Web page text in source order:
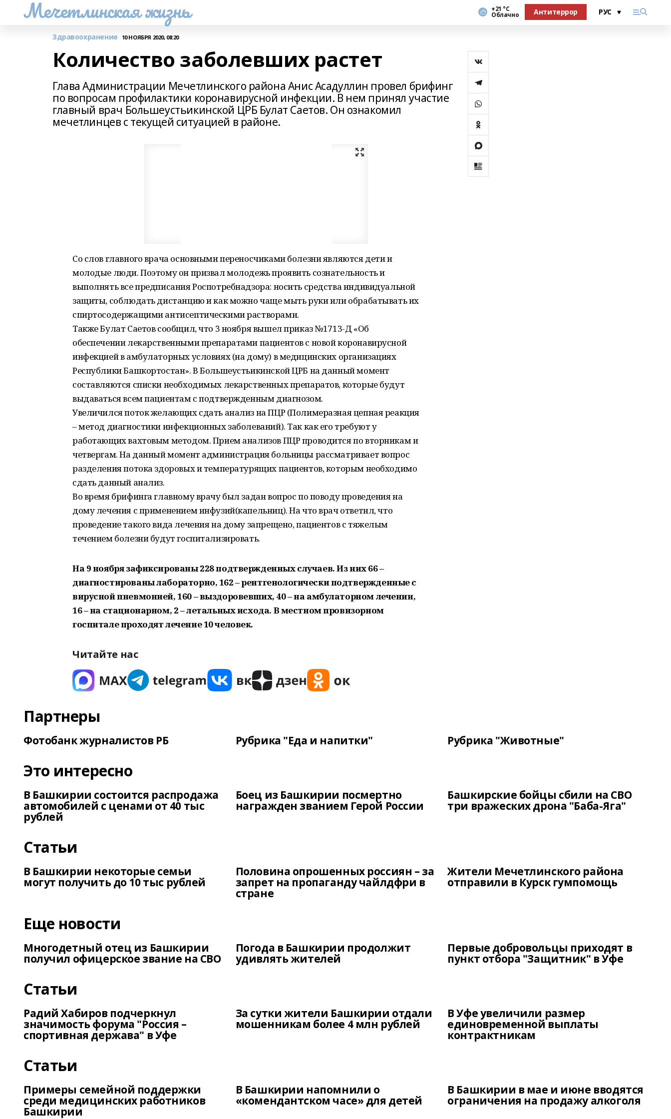
Мечетлинская жизнь +21 °С
Облачно Антитеррор
Здравоохранение 10 НОЯБРЯ 2020, 08:20
Количество заболевших растет
Глава Администрации Мечетлинского района Анис Асадуллин провел брифинг
по вопросам профилактики коронавирусной инфекции. В нем принял участие
главный врач Большеустьикинской ЦРБ Булат Саетов. Он ознакомил
мечетлинцев с текущей ситуацией в районе.
Со слов главного врача основными переносчиками болезни являются дети и
молодые люди. Поэтому он призвал молодежь проявить сознательность и
выполнять все предписания Роспотребнадзора: носить средства индивидуальной
защиты, соблюдать дистанцию и как можно чаще мыть руки или обрабатывать их
спиртосодержащими антисептическими растворами.
Также Булат Саетов сообщил, что 3 ноября вышел приказ №1713-Д «Об
обеспечении лекарственными препаратами пациентов с новой коронавирусной
инфекцией в амбулаторных условиях (на дому) в медицинских организациях
Республики Башкортостан». В Большеустьикинской ЦРБ на данный момент
составляются списки необходимых лекарственных препаратов, которые будут
выдаваться всем пациентам с подтвержденным диагнозом.
Увеличился поток желающих сдать анализ на ПЦР (Полимеразная цепная реакция
– метод диагностики инфекционных заболеваний). Так как его требуют у
работающих вахтовым методом. Прием анализов ПЦР проводится по вторникам и
четвергам. На данный момент администрация больницы рассматривает вопрос
разделения потока здоровых и температурящих пациентов, которым необходимо
сдать данный анализ.
Во время брифинга главному врачу был задан вопрос по поводу проведения на
дому лечения с применением инфузий(капельниц). На что врач ответил, что
проведение такого вида лечения на дому запрещено, пациентов с тяжелым
течением болезни будут госпитализировать.
На 9 ноября зафиксированы 228 подтвержденных случаев. Из них 66 –
диагностированы лабораторно, 162 – рентгенологически подтвержденные с
вирусной пневмонией, 160 – выздоровевших, 40 – на амбулаторном лечении,
16 – на стационарном, 2 – летальных исхода. В местном провизорном
госпитале проходят лечение 10 человек.
Читайте нас
Партнеры
Фотобанк журналистов РБ Рубрика "Еда и напитки" Рубрика "Животные"
Это интересно
В Башкирии состоится распродажа
автомобилей с ценами от 40 тыс
рублей
Боец из Башкирии посмертно
награжден званием Герой России
Башкирские бойцы сбили на СВО
три вражеских дрона "Баба-Яга"
Статьи
В Башкирии некоторые семьи
могут получить до 10 тыс рублей
Половина опрошенных россиян – за
запрет на пропаганду чайлдфри в
стране
Жители Мечетлинского района
отправили в Курск гумпомощь
Еще новости
Многодетный отец из Башкирии
получил офицерское звание на СВО
Погода в Башкирии продолжит
удивлять жителей
Первые добровольцы приходят в
пункт отбора "Защитник" в Уфе
Статьи
Радий Хабиров подчеркнул
значимость форума "Россия –
спортивная держава" в Уфе
За сутки жители Башкирии отдали
мошенникам более 4 млн рублей
В Уфе увеличили размер
единовременной выплаты
контрактникам
Статьи
Примеры семейной поддержки
среди медицинских работников
Башкирии
В Башкирии напомнили о
«комендантском часе» для детей
В Башкирии в мае и июне вводятся
ограничения на продажу алкоголя